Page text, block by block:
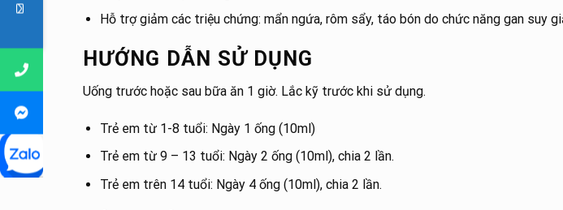
Hỗ trợ giảm các triệu chứng: mẩn ngứa, rôm sẩy, táo bón do chức năng gan suy
HƯỚNG DẪN SỬ DỤNG
Uống trước hoặc sau bữa ăn 1 giờ. Lắc kỹ trước khi sử dụng.
Trẻ em từ 1-8 tuổi: Ngày 1 ống (10ml)
Trẻ em từ 9 – 13 tuổi: Ngày 2 ống (10ml), chia 2 lần.
Trẻ em trên 14 tuổi: Ngày 4 ống (10ml), chia 2 lần.